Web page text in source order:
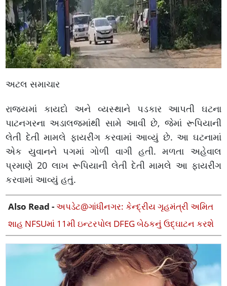
અટલ સમાચાર
રાજ્યમાં કાયદો અને વ્યસ્થાને પડકાર આપતી ઘટના
પાટનગરના અડાલજમાંથી સામે આવી છે, જેમાં રૂપિયાની
લેતી દેતી મામલે ફાયરીંગ કરવામાં આવ્યું છે. આ ઘટનામાં
એક યુવાનને પગમાં ગોળી વાગી હતી. મળતા અહેવાલ
પ્રમાણે 20 લાખ રૂપિયાની લેતી દેતી મામલે આ ફાયરીંગ
કરવામાં આવ્યું હતું.
Also Read -અપડેટ@ગાંધીનગર: કેન્દ્રીય ગૃહમંત્રી અમિત
શાહ NFSUમાં 11મી ઇન્ટરપોલ DFEG બેઠકનું ઉદ્ઘાટન કરશે